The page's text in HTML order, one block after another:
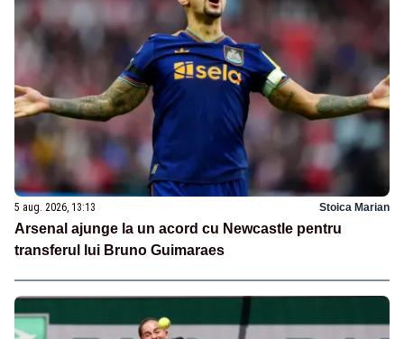
5 aug. 2026, 13:13 Stoica Marian
Arsenal ajunge la un acord cu Newcastle pentru
transferul lui Bruno Guimaraes